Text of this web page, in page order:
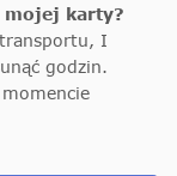
mojej karty?
I
godzin.